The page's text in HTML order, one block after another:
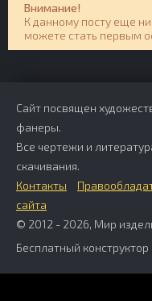
Внимание!
К данному посту еще
можете стать первым
Сайт посвящен
фанеры.
Все чертежи и
скачивания.
Контакты
сайта
© 2012 - 2026, Мир
Бесплатный конструктор